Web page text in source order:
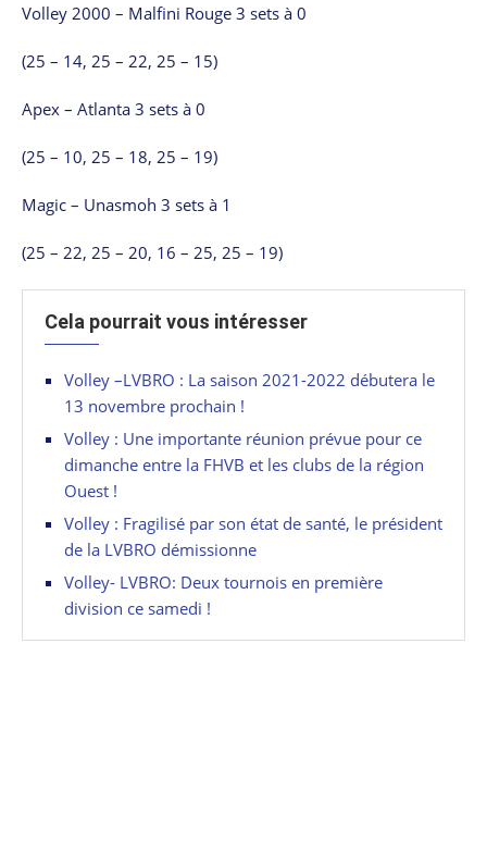
Volley 2000 – Malfini Rouge 3 sets à 0
(25 – 14, 25 – 22, 25 – 15)
Apex – Atlanta 3 sets à 0
(25 – 10, 25 – 18, 25 – 19)
Magic – Unasmoh 3 sets à 1
(25 – 22, 25 – 20, 16 – 25, 25 – 19)
Cela pourrait vous intéresser
Volley –LVBRO : La saison 2021-2022 débutera le
13 novembre prochain !
Volley : Une importante réunion prévue pour ce
dimanche entre la FHVB et les clubs de la région
Ouest !
Volley : Fragilisé par son état de santé, le président
de la LVBRO démissionne
Volley- LVBRO: Deux tournois en première
division ce samedi !